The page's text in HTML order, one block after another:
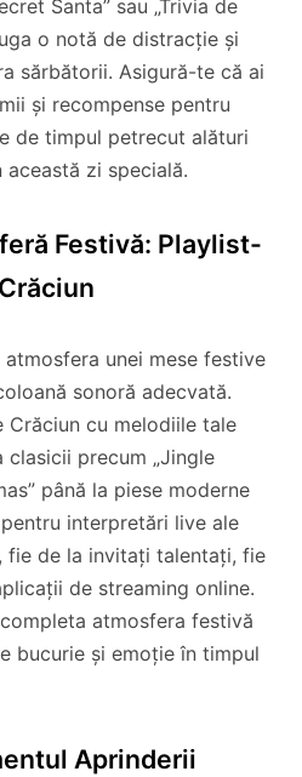
Santa” sau „Trivia de
o notă de distracție și
sărbătorii. Asigură-te că ai
și recompense pentru
de timpul petrecut alături
zi specială.
Festivă: Playlist-
unei mese festive
sonoră adecvată.
Crăciun cu melodiile tale
precum „Jingle
până la piese moderne
interpretări live ale
fie de la invitați talentați, fie
de streaming online.
atmosfera festivă
bucurie și emoție în timpul
Aprinderii